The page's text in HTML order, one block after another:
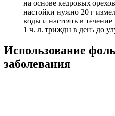
на основе кедровых
настойки нужно 20 г
воды и настоять в
1 ч. л. трижды в день до
Использование
заболевания